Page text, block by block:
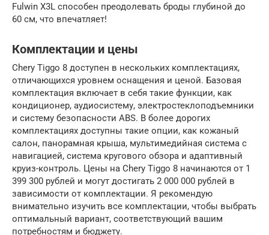
Fulwin X3L способен преодолевать броды глубиной до
60 см, что впечатляет!
Комплектации и цены
Chery Tiggo 8 доступен в нескольких комплектациях,
отличающихся уровнем оснащения и ценой. Базовая
комплектация включает в себя такие функции, как
кондиционер, аудиосистему, электростеклоподъемники
и систему безопасности ABS. В более дорогих
комплектациях доступны такие опции, как кожаный
салон, панорамная крыша, мультимедийная система с
навигацией, система кругового обзора и адаптивный
круиз-контроль. Цены на Chery Tiggo 8 начинаются от 1
399 300 рублей и могут достигать 2 000 000 рублей в
зависимости от комплектации. Я рекомендую
внимательно изучить все комплектации, чтобы выбрать
оптимальный вариант, соответствующий вашим
потребностям и бюджету.